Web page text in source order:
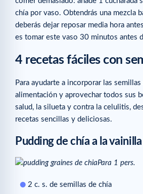
chía por vaso. Obtendrás una mezcla
deberás dejar reposar media hora
es tomar este vaso 30 minutos antes
4 recetas fáciles con
Para ayudarte a incorporar las
alimentación y aprovechar todos sus
salud, la silueta y contra la celulitis,
recetas sencillas y deliciosas.
Pudding de chía a la vainilla
Para 1 pers.
2 c. s. de semillas de chía